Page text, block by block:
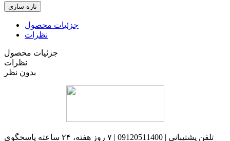
جزئیات محصول
نظرات
جزئیات محصول
نظرات
بدون نظر
تلفن پشتیبانی | 09120511400 | ۷ روز هفته، ۲۴ ساعته پاسخگوی